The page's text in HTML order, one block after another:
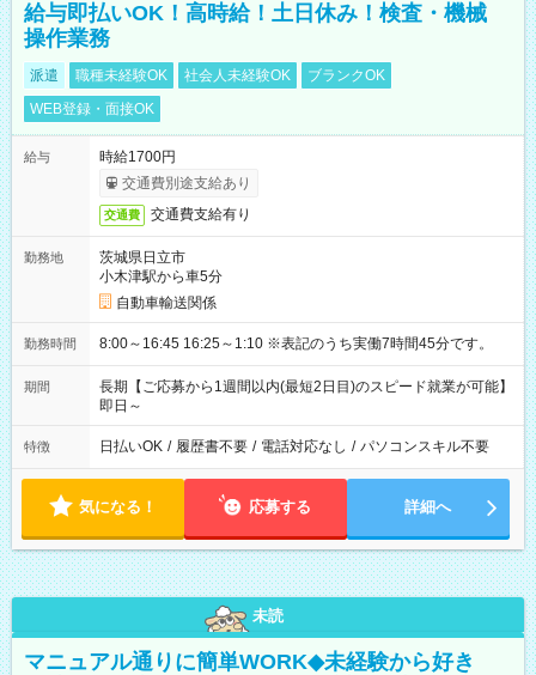
給与即払いOK！高時給！土日休み！検査・機械
操作業務
派遣 職種未経験OK 社会人未経験OK
ブランクOK
WEB登録・面接OK
給与
時給1700円
交通費別途支給あり
交通費 交通費支給有り
勤務地
茨城県日立市
小木津駅から車5分
自動車輸送関係
勤務時間 8:00～16:45 16:25～1:10 ※表記のうち実働7時間45分です。
期間
長期【ご応募から1週間以内(最短2日目)のスピード就業が可能】
即日～
特徴 日払いOK / 履歴書不要 / 電話対応なし / パソコンスキル不要
気になる！ 応募する 詳細へ
未読
マニュアル通りに簡単WORK◆未経験から好き